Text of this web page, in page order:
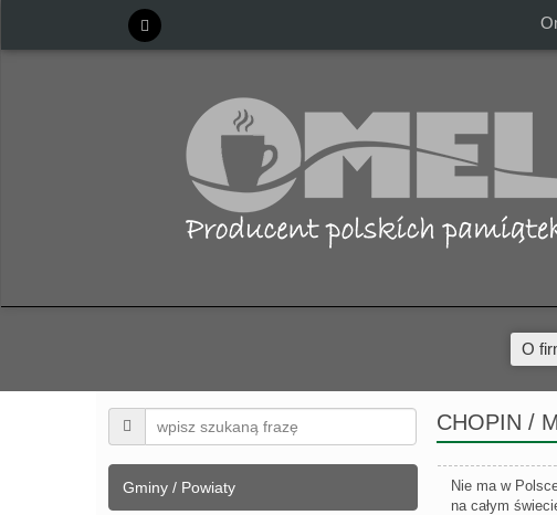
O
Gminy / Powiaty
CHOPIN /
Nie ma w
na całym